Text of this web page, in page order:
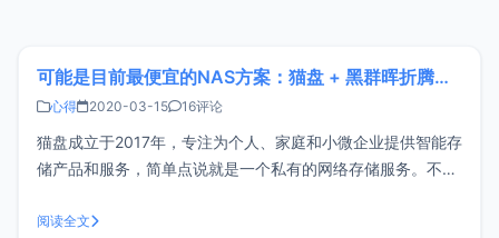
可能是目前最便宜的NAS方案：猫盘 + 黑群晖折腾过程
心得 2020-03-15 16评论
猫盘成立于2017年，专注为个人、家庭和小微企业提供智能存
储产品和服务，简单点说就是一个私有的网络存储服务。不过
xiaoz也是最近才了解猫盘，于是在闲鱼上买了一个来折腾。
阅读全文